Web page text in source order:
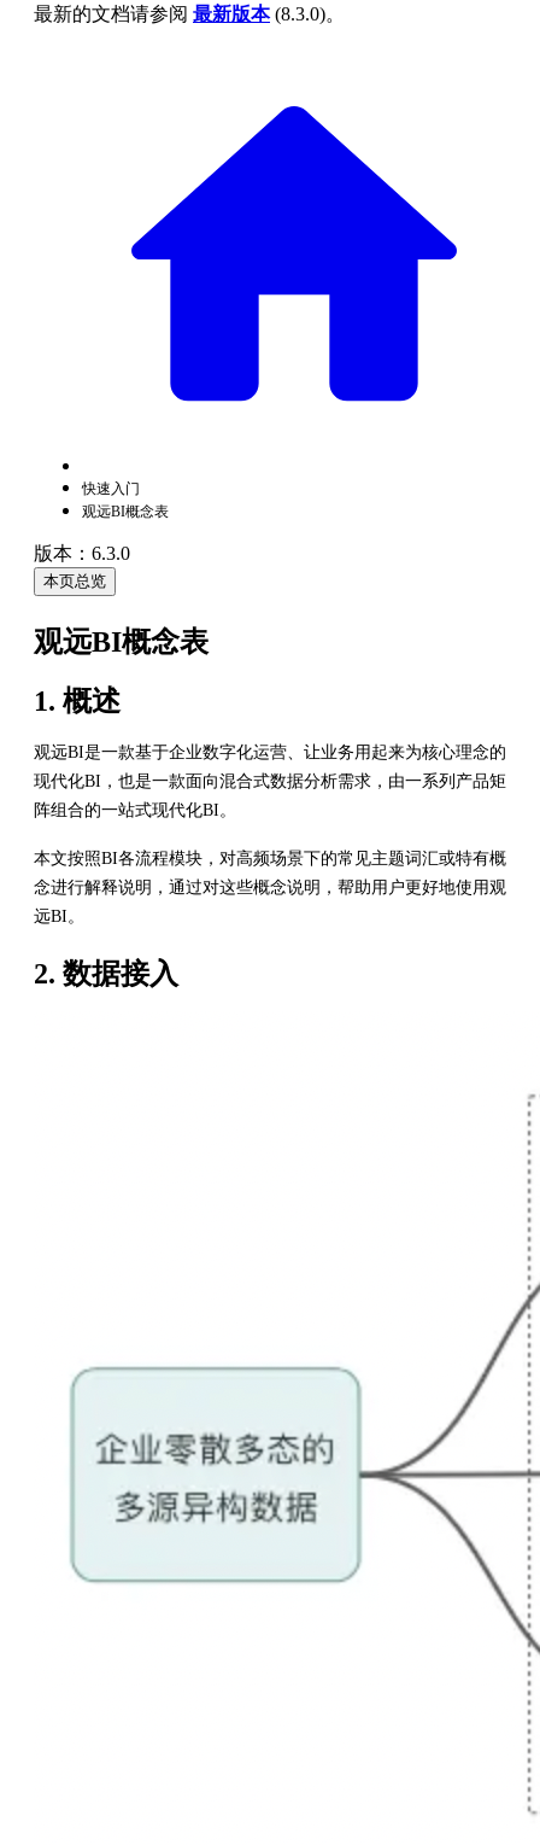
最新的文档请参阅 最新版本(8.3.0)。
快速入门
观远BI概念表
版本：6.3.0
本页总览
观远BI概念表
1. 概述
观远BI是一款基于企业数字化运营、让业务用起来为核心理念的
现代化BI，也是一款面向混合式数据分析需求，由一系列产品矩
阵组合的一站式现代化BI。
本文按照BI各流程模块，对高频场景下的常见主题词汇或特有概
念进行解释说明，通过对这些概念说明，帮助用户更好地使用观
远BI。
2. 数据接入